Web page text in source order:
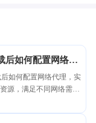
后如何配置网络代
如何配置网络代理，实
源，满足不同网络需